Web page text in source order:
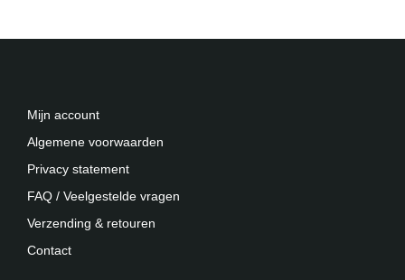
Mijn account
Algemene voorwaarden
Privacy statement
FAQ / Veelgestelde vragen
Verzending & retouren
Contact